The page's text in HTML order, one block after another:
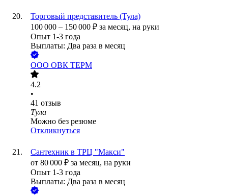
Торговый представитель (Тула)
100 000 – 150 000 ₽ за месяц, на руки
Опыт 1-3 года
Выплаты: Два раза в месяц
ООО ОВК ТЕРМ
4.2
•
41 отзыв
Тула
Можно без резюме
Откликнуться
Сантехник в ТРЦ "Макси"
от 80 000 ₽ за месяц, на руки
Опыт 1-3 года
Выплаты: Два раза в месяц